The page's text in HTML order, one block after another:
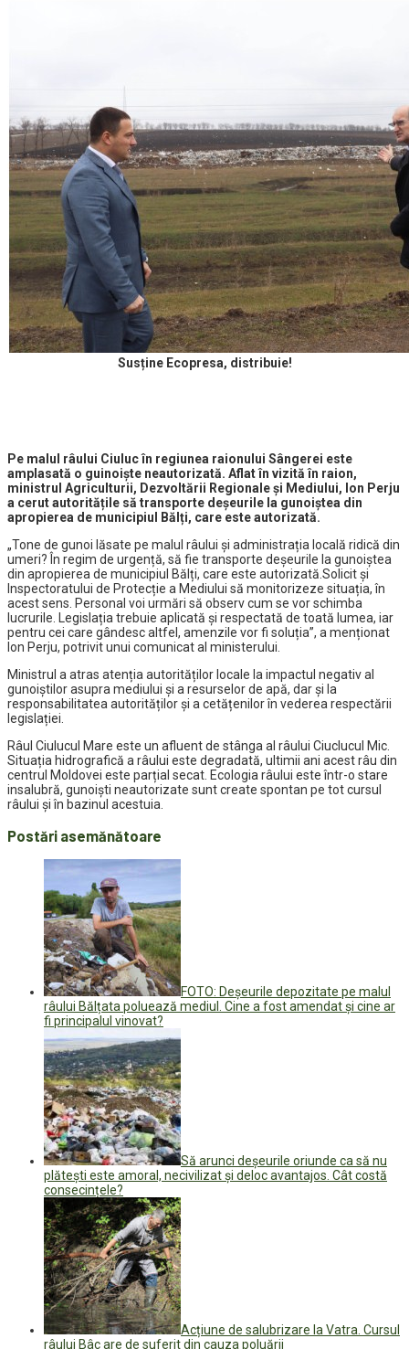
Susține Ecopresa, distribuie!
Pe malul râului Ciuluc în regiunea raionului Sângerei este
amplasată o guinoiște neautorizată. Aflat în vizită în raion,
ministrul Agriculturii, Dezvoltării Regionale și Mediului, Ion Perju
a cerut autoritățile să transporte deșeurile la gunoiștea din
apropierea de municipiul Bălți, care este autorizată.
„Tone de gunoi lăsate pe malul râului și administrația locală ridică din
umeri? În regim de urgență, să fie transporte deșeurile la gunoiștea
din apropierea de municipiul Bălți, care este autorizată.Solicit și
Inspectoratului de Protecție a Mediului să monitorizeze situația, în
acest sens. Personal voi urmări să observ cum se vor schimba
lucrurile. Legislația trebuie aplicată și respectată de toată lumea, iar
pentru cei care gândesc altfel, amenzile vor fi soluția”, a menționat
Ion Perju, potrivit unui comunicat al ministerului.
Ministrul a atras atenția autorităților locale la impactul negativ al
gunoiștilor asupra mediului și a resurselor de apă, dar și la
responsabilitatea autorităților și a cetățenilor în vederea respectării
legislației.
Râul Ciulucul Mare este un afluent de stânga al râului Ciuclucul Mic.
Situația hidrografică a râului este degradată, ultimii ani acest râu din
centrul Moldovei este parțial secat. Ecologia râului este într-o stare
insalubră, gunoiști neautorizate sunt create spontan pe tot cursul
râului și în bazinul acestuia.
Postări asemănătoare
FOTO: Deșeurile depozitate pe malul
râului Bălțata poluează mediul. Cine a fost amendat și cine ar
fi principalul vinovat?
Să arunci deșeurile oriunde ca să nu
plătești este amoral, necivilizat și deloc avantajos. Cât costă
consecințele?
Acțiune de salubrizare la Vatra. Cursul
râului Bâc are de suferit din cauza poluării